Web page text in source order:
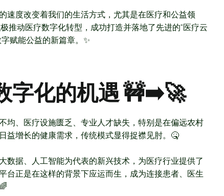
速度改变着我们的生活方式，尤其是在医疗和公益领
推动医疗数字化转型，成功打造并落地了先进的“医疗云
赋能公益的新篇章。✨
字化的机遇 🚧➡️🚀
均、医疗设施匮乏、专业人才缺失，特别是在偏远农村
益增长的健康需求，传统模式显得捉襟见肘。🤒
数据、人工智能为代表的新兴技术，为医疗行业提供了
台正是在这样的背景下应运而生，成为连接患者、医生